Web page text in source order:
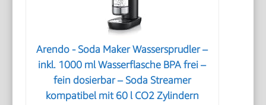
Arendo - Soda Maker Wassersprudler –
inkl. 1000 ml Wasserflasche BPA frei –
fein dosierbar – Soda Streamer
kompatibel mit 60 l CO2 Zylindern